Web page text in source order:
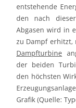
entstehende
den nach
Abgasen wird in
zu Dampf erhitzt,
Dampfturbine
der beiden
den höchsten
Grafik (Quelle: